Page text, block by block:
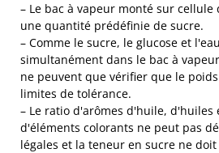
– Le bac à vapeur monté sur cellule
une quantité prédéfinie de sucre.
– Comme le sucre, le glucose et
simultanément dans le bac à
ne peuvent que vérifier que le
limites de tolérance.
– Le ratio d'arômes d'huile, d'huiles
d'éléments colorants ne peut pas
légales et la teneur en sucre ne